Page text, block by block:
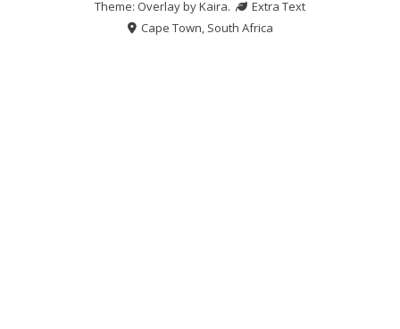
Theme: Overlay byKaira.
Extra Text
Cape Town, South Africa